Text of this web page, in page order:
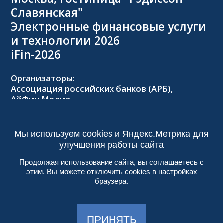
Славянская"
Электронные финансовые услуги
и технологии 2026
iFin-2026
Организаторы:
Ассоциация российских банков (АРБ),
АйФин Медиа
Тел.: +7 (495) 229-8502, 2026@forumifin.ru
© 2013-2024, ООО «АйФин Медиа»
Пользовательское соглашение
Создание сайта:
Мы используем cookies и Яндекс.Метрика для
улучшения работы сайта
Продолжая использование сайта, вы соглашаетесь с
этим. Вы можете отключить cookies в настройках
браузера.
ПРИНЯТЬ